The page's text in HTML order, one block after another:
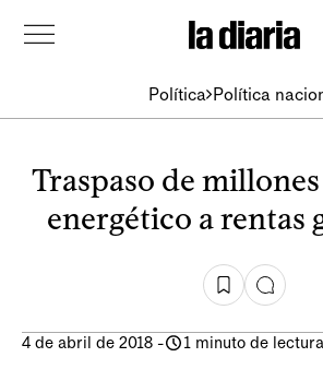
Política Política
Traspaso de
energético a rentas
4 de abril de 2018 - 1 minuto de lectura